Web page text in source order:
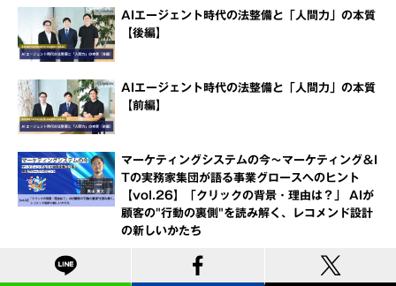
AIエージェント時代の法整備と「人間力」の本質
【後編】
AIエージェント時代の法整備と「人間力」の本質
【前編】
マーケティングシステムの今～マーケティング＆I
Tの実務家集団が語る事業グロースへのヒント
【vol.26】「クリックの背景・理由は？」 AIが
顧客の"行動の裏側"を読み解く、レコメンド設計
の新しいかたち
ヒット習慣予報 vol.420『マイクロトリップ』